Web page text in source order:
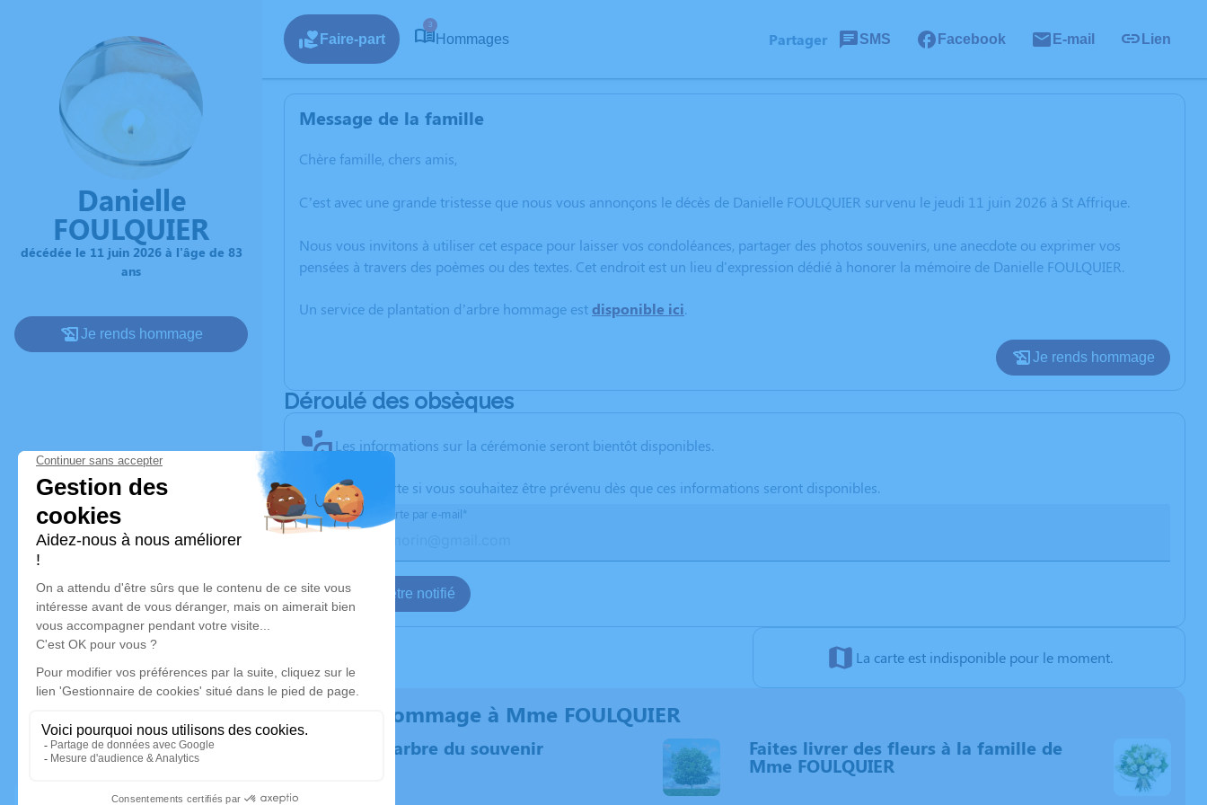
Danielle
FOULQUIER
décédée le 11 juin 2026 à l'âge de 83
ans
Je rends hommage
Faire-part
3
Hommages Partager SMS Facebook E-mail Lien
Message de la famille
Chère famille, chers amis,
C’est avec une grande tristesse que nous vous annonçons le décès de Danielle FOULQUIER survenu le jeudi 11 juin 2026 à St Affrique.
Nous vous invitons à utiliser cet espace pour laisser vos condoléances, partager des photos souvenirs, une anecdote ou exprimer vos
pensées à travers des poèmes ou des textes. Cet endroit est un lieu d'expression dédié à honorer la mémoire de Danielle FOULQUIER.
Un service de plantation d’arbre hommage estdisponible ici.
Je rends hommage
Déroulé des obsèques
Les informations sur la cérémonie seront bientôt disponibles.
Activez une alerte si vous souhaitez être prévenu dès que ces informations seront disponibles.
Recevoir une alerte par e-mail*
Je veux être notifié
La carte est indisponible pour le moment.
Rendez hommage à Mme FOULQUIER
Plantez un arbre du souvenir Faites livrer des fleurs à la famille de
Mme FOULQUIER